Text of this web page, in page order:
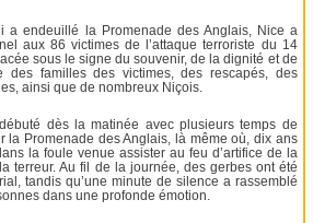
a endeuillé la Promenade des Anglais, Nice a
aux 86 victimes de l’attaque terroriste du 14
sous le signe du souvenir, de la dignité et de
des familles des victimes, des rescapés, des
ainsi que de nombreux Niçois.
dès la matinée avec plusieurs temps de
la Promenade des Anglais, là même où, dix ans
la foule venue assister au feu d’artifice de la
terreur. Au fil de la journée, des gerbes ont été
tandis qu’une minute de silence a rassemblé
dans une profonde émotion.